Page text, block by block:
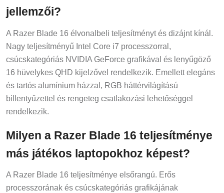
jellemzői?
A Razer Blade 16 élvonalbeli teljesítményt és dizájnt kínál.
Nagy teljesítményű Intel Core i7 processzorral,
csúcskategóriás NVIDIA GeForce grafikával és lenyűgöző
16 hüvelykes QHD kijelzővel rendelkezik. Emellett elegáns
és tartós alumínium házzal, RGB háttérvilágítású
billentyűzettel és rengeteg csatlakozási lehetőséggel
rendelkezik.
Milyen a Razer Blade 16 teljesítménye
más játékos laptopokhoz képest?
A Razer Blade 16 teljesítménye elsőrangú. Erős
processzorának és csúcskategóriás grafikájának